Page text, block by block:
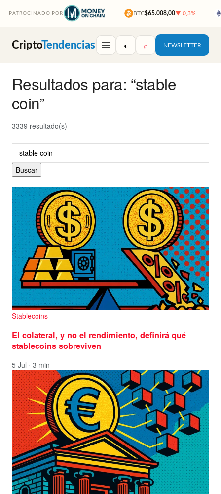
PATROCINADO POR BTC$65.008,00▼ 0,3%
CriptoTendencias ◐ ⌕ NEWSLETTER
Resultados para: “stable
coin”
3339 resultado(s)
Buscar:
Buscar
Stablecoins
El colateral, y no el rendimiento, definirá qué
stablecoins sobreviven
5 Jul · 3 min